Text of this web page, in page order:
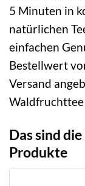
5 Minuten in
natürlichen
einfachen
Bestellwert
Versand
Waldfruchttee
Das sind
Produkte